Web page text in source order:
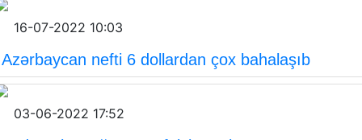
16-07-2022 10:03
Azərbaycan nefti 6 dollardan çox bahalaşıb
03-06-2022 17:52